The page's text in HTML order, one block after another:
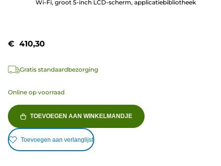
Wi-Fi, groot 5-inch LCD-scherm, applicatiebibliotheek
€ 410,30
Gratis standaardbezorging
Online op voorraad
TOEVOEGEN AAN WINKELMANDJE
Toevoegen aan verlanglijst